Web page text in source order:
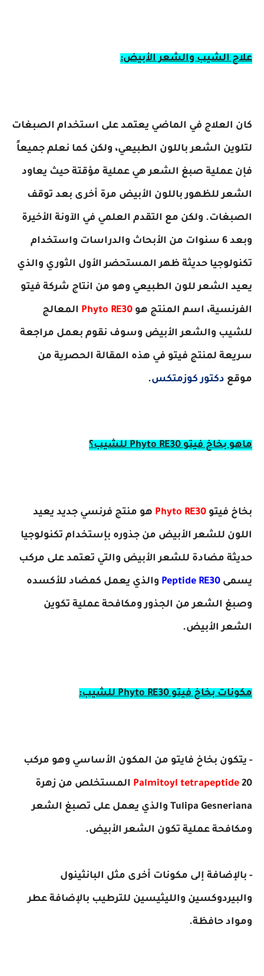
علاج الشيب والشعر الأبيض:
كان العلاج في الماضي يعتمد على استخدام الصبغات
لتلوين الشعر باللون الطبيعي، ولكن كما نعلم جميعاً
فإن عملية صبغ الشعر هي عملية مؤقتة حيث يعاود
الشعر للظهور باللون الأبيض مرة أخرى بعد توقف
الصبغات. ولكن مع التقدم العلمي في الآونة الأخيرة
وبعد 6 سنوات من الأبحاث والدراسات واستخدام
تكنولوجيا حديثة ظهر المستحضر الأول الثوري والذي
يعيد الشعر للون الطبيعي وهو من انتاج شركة فيتو
الفرنسية، اسم المنتج هو Phyto RE30 المعالج
للشيب والشعر الأبيض وسوف نقوم بعمل مراجعة
سريعة لمنتج فيتو في هذه المقالة الحصرية من
موقع دكتور كوزمتكس.
ماهو بخاخ فيتو Phyto RE30 للشيب؟
بخاخ فيتو Phyto RE30 هو منتج فرنسي جديد يعيد
اللون للشعر الأبيض من جذوره بإستخدام تكنولوجيا
حديثة مضادة للشعر الأبيض والتي تعتمد على مركب
يسمى Peptide RE30 والذي يعمل كمضاد للأكسده
وصبغ الشعر من الجذور ومكافحة عملية تكوين
الشعر الأبيض.
مكونات بخاخ فيتو Phyto RE30 للشيب:
- يتكون بخاخ فايتو من المكون الأساسي وهو مركب
Palmitoyl tetrapeptide 20 المستخلص من زهرة
Tulipa Gesneriana والذي يعمل على تصبغ الشعر
ومكافحة عملية تكون الشعر الأبيض.
- بالإضافة إلى مكونات أخرى مثل البانثينول
والبيردوكسين والليثيسين للترطيب بالإضافة عطر
ومواد حافظة.